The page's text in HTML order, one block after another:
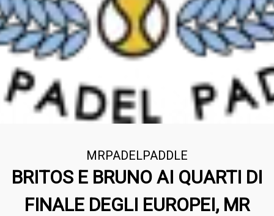
MRPADELPADDLE
BRITOS E BRUNO AI QUARTI DI
FINALE DEGLI EUROPEI, MR